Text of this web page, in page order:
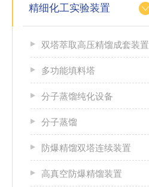
精细化工实验装置
双塔萃取高压精馏成套装置
多功能填料塔
分子蒸馏纯化设备
分子蒸馏
防爆精馏双塔连续装置
高真空防爆精馏装置